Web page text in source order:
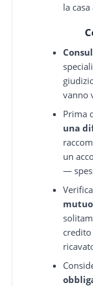
la
vanno
Prima
una
un
—